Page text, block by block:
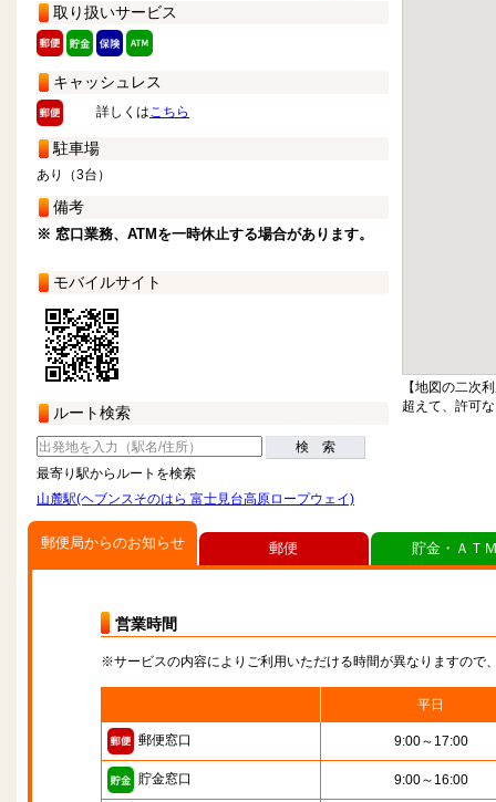
取り扱いサービス
キャッシュレス
詳しくはこちら
駐車場
あり（3台）
備考
※ 窓口業務、ATMを一時休止する場合があります。
モバイルサイト
ルート検索
検 索
最寄り駅からルートを検索
山麓駅(ヘブンスそのはら 富士見台高原ロープウェイ)
【地図の二次
超えて、許可
郵便局からのお知らせ
営業時間
※サービスの内容によりご利用いただける時間が異なりますので
平日
郵便窓口 9:00～17:00
貯金窓口 9:00～16:00
郵便 貯金・ＡＴ